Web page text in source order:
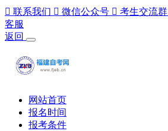
 联系我们  微信公众号  考生交流群
客服
返回
网站首页
报名时间
报考条件